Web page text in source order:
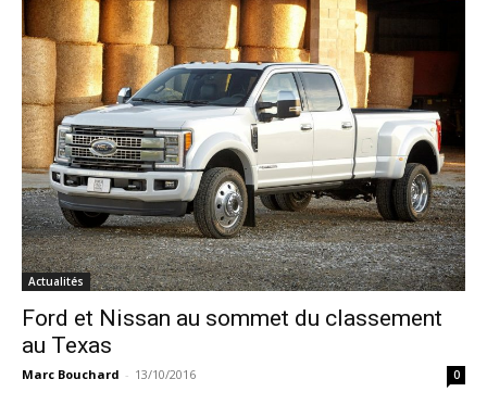
Actualités
Ford et Nissan au sommet du classement
au Texas
Marc Bouchard - 13/10/2016 0